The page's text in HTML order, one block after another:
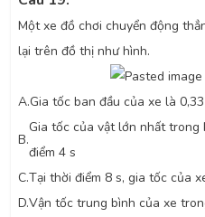
Một xe đồ chơi chuyển động
lại trên đồ thị như hình.
A.Gia tốc ban đầu của xe là 0,33
B.
Gia tốc của vật lớn nhất trong
điểm 4 s
C.Tại thời điểm 8 s, gia tốc của
D.Vận tốc trung bình của xe